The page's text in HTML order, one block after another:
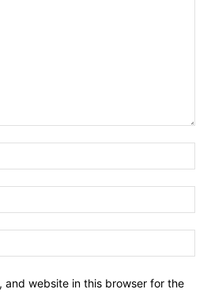
and website in this browser for the